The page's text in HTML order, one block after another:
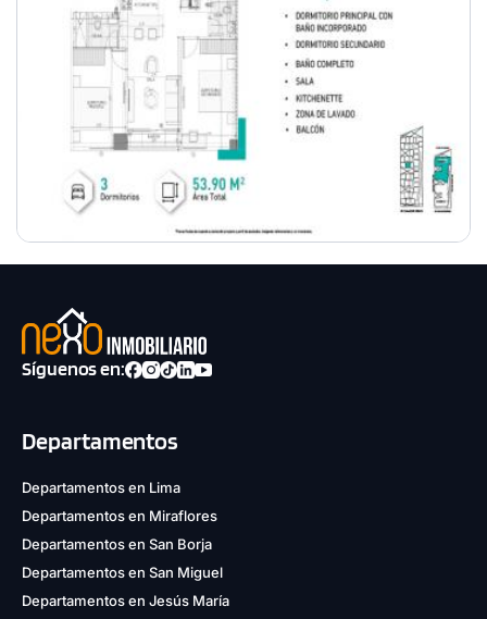
Síguenos en:
Departamentos
Departamentos en Lima
Departamentos en Miraflores
Departamentos en San Borja
Departamentos en San Miguel
Departamentos en Jesús María